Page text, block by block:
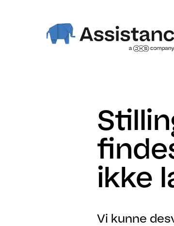
ikke
Vi kunne